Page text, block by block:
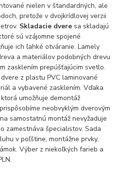
nielen v štandardných, ale
pretože v dvojkrídlovej verzii
Skladacie dvere sa skladajú
sú vzájomne spojené
ich ľahké otváranie. Lamely
a materiálov podobných drevu
zasklením prepúšťajúcim svetlo.
z plastu PVC laminované
a vybavené zasklením. Vďaka
umožňuje demontáž
neobvyklým dverovým
samostatnú montáž nevyžaduje
zamestnáva špecialistov. Sada
v poľštine, montážne prvky,
Výber z niekoľkých farieb a